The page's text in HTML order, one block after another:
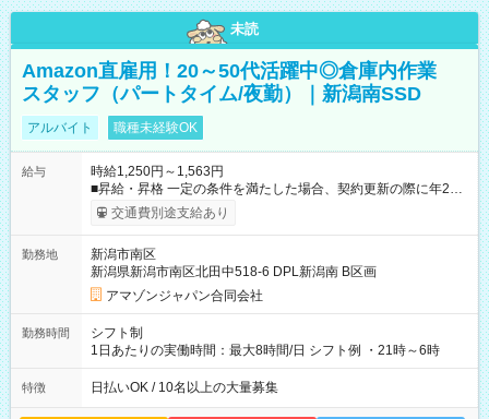
未読
Amazon直雇用！20～50代活躍中◎倉庫内作業
スタッフ（パートタイム/夜勤）｜新潟南SSD
アルバイト 職種未経験OK
給与
時給1,250円～1,563円
■昇給・昇格 一定の条件を満たした場合、契約更新の際に年2回
まで昇給の機会があります。 ■正社員登用制度あり ※月末締/翌
月25日支払い ※時間外手当、別途支給 ※深夜割増賃金 (22:00～
☆Amazon直雇用で安定して働けます！ 【試用期間】試用期間
あり 試用期間の長さ：1週間 雇用形態、給与は本採用時と同じ
です。
交通費別途支給あり
勤務地
新潟市南区
新潟県新潟市南区北田中518-6 DPL新潟南 B区画
アマゾンジャパン合同会社
勤務時間
シフト制
1日あたりの実働時間：最大8時間/日 シフト例 ・21時～6時
特徴 日払いOK / 10名以上の大量募集